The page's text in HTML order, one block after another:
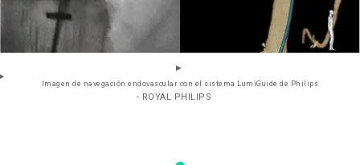
Imagen de navegación endovascular con el sistema LumiGuide de Philips
- ROYAL PHILIPS